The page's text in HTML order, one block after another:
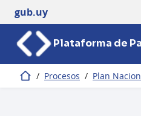
gub.uy
Plataforma de
Inicio / Procesos / Plan